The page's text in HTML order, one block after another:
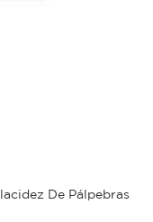
De Pálpebras